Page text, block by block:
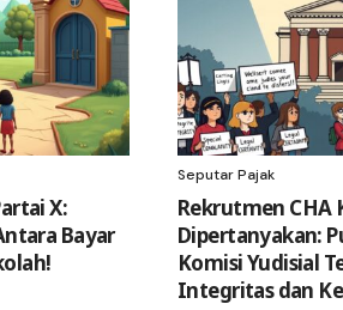
X:
Bayar
Seputar Pajak
Rekrutmen CHA
Dipertanyakan:
Komisi Yudisial
Integritas dan